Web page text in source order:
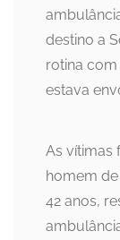
destino a
rotina com
estava
As vítimas
homem
42 anos,